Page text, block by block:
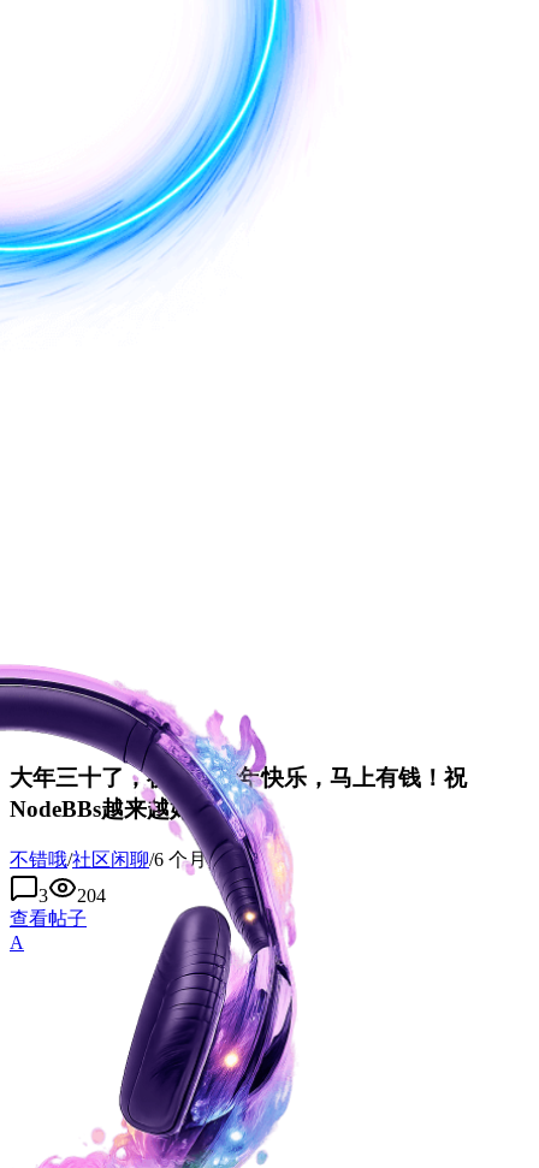
大年三十了，祝大家新年快乐，马上有钱！祝
NodeBBs越来越好！
不错哦/社区闲聊/6 个月前
3
204
查看帖子
A